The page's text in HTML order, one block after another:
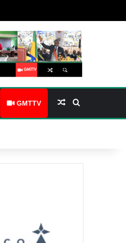
GMTTV Article Aléatoire